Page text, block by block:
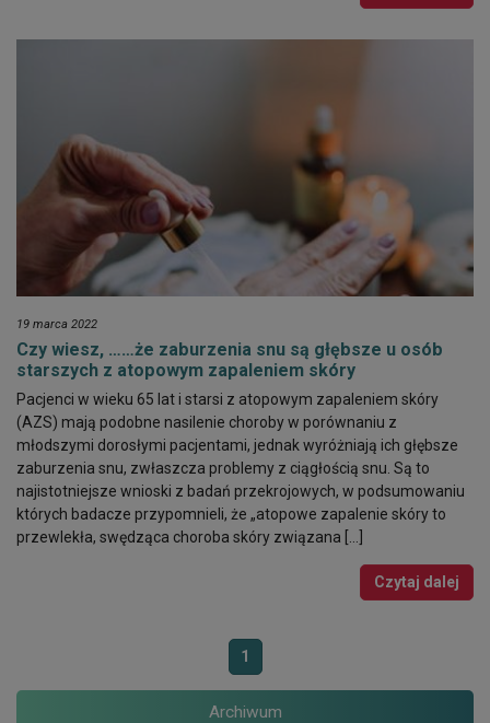
19 marca 2022
Czy wiesz, ……że zaburzenia snu są głębsze u osób
starszych z atopowym zapaleniem skóry
Pacjenci w wieku 65 lat i starsi z atopowym zapaleniem skóry
(AZS) mają podobne nasilenie choroby w porównaniu z
młodszymi dorosłymi pacjentami, jednak wyróżniają ich głębsze
zaburzenia snu, zwłaszcza problemy z ciągłością snu. Są to
najistotniejsze wnioski z badań przekrojowych, w podsumowaniu
których badacze przypomnieli, że „atopowe zapalenie skóry to
przewlekła, swędząca choroba skóry związana […]
Czytaj dalej
1
Archiwum